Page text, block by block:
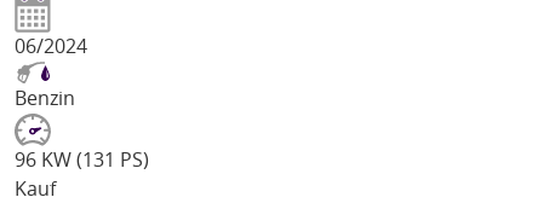
06/2024
Benzin
96 KW (131 PS)
Kauf